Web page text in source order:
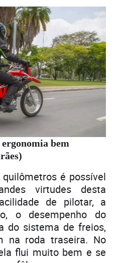
bem
é possível
virtudes desta
de pilotar, a
o desempenho do
do sistema de freios,
na roda traseira. No
flui muito bem e se